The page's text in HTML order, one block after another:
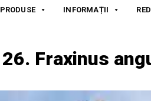
PRODUSE INFORMAȚII
26. Fraxinus